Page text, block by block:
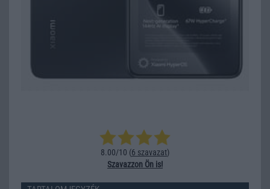
8.00/10 (6 szavazat)
Szavazzon Ön is!